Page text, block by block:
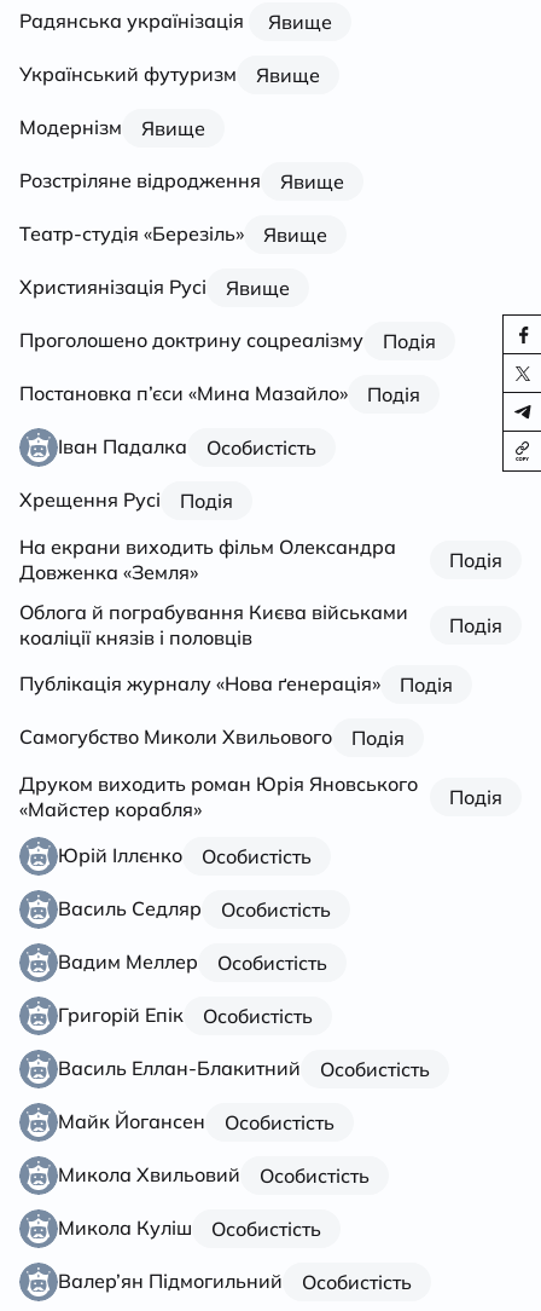
Радянська українізація Явище
Український футуризм Явище
Модернізм Явище
Розстріляне відродження Явище
Театр-студія «Березіль» Явище
Християнізація Русі Явище
Проголошено доктрину соцреалізму Подія
Постановка п’єси «Мина Мазайло» Подія
Іван Падалка Особистість
Хрещення Русі
Подія
На екрани виходить фільм Олександра
Довженка «Земля»
Подія
Облога й пограбування Києва військами
коаліції князів і половців
Подія
Публікація журналу «Нова ґенерація» Подія
Самогубство Миколи Хвильового
Подія
Друком виходить роман Юрія Яновського
«Майстер корабля»
Подія
Юрій Іллєнко Особистість
Василь Седляр Особистість
Вадим Меллер Особистість
Григорій Епік Особистість
Василь Еллан-Блакитний Особистість
Майк Йогансен Особистість
Микола Хвильовий Особистість
Микола Куліш Особистість
Валер’ян Підмогильний Особистість